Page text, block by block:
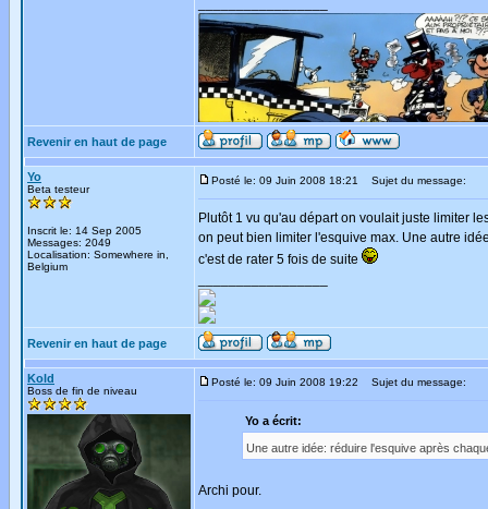
Revenir en haut de page
Yo
Beta testeur
Inscrit le: 14 Sep 2005
Messages: 2049
Localisation: Somewhere in,
Belgium
Posté le: 09 Juin 2008 18:21 Sujet du message:
Plutôt 1 vu qu'au départ on voulait juste limiter
on peut bien limiter l'esquive max. Une autre
c'est de rater 5 fois de suite
Revenir en haut de page
Kold
Boss de fin de niveau
Posté le: 09 Juin 2008 19:22 Sujet du message:
Yo a écrit:
Une autre idée: réduire l'esquive après
Archi pour.